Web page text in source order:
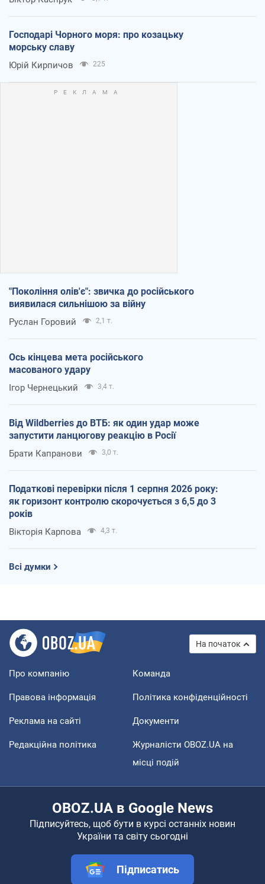
Господарі Чорного моря: про козацьку
морську славу
Юрій Кирпичов 225
"Покоління олів'є": звичка до російського
виявилася сильнішою за війну
Руслан Горовий 2,1 т.
Ось кінцева мета російського
масованого удару
Ігор Чернецький 3,4 т.
Від Wildberries до ВТБ: як один удар може
запустити ланцюгову реакцію в Росії
Брати Капранови 3,0 т.
Податкові перевірки після 1 серпня 2026 року:
як горизонт контролю скорочується з 6,5 до 3
років
Вікторія Карпова 4,3 т.
Всі думки
На початок
Про компанію Команда
Правова інформація Політика конфіденційності
Реклама на сайті Документи
Редакційна політика
Журналісти OBOZ.UA на
місці подій
OBOZ.UA в Google News
Підписуйтесь, щоб бути в курсі останніх новин
України та світу сьогодні
Підписатись